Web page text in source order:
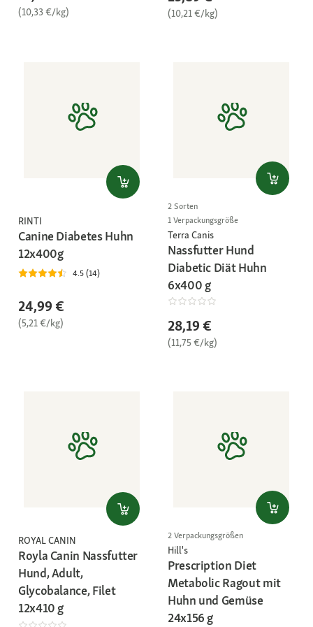
(10,33 €/kg) (10,21 €/kg)
RINTI
Canine Diabetes Huhn
12x400g
4.5 (14)
24,99 €
(5,21 €/kg)
2 Sorten
1 Verpackungsgröße
Terra Canis
Nassfutter Hund
Diabetic Diät Huhn
6x400 g
28,19 €
(11,75 €/kg)
ROYAL CANIN
Royla Canin Nassfutter
Hund, Adult,
Glycobalance, Filet
12x410 g
2 Verpackungsgrößen
Hill's
Prescription Diet
Metabolic Ragout mit
Huhn und Gemüse
24x156 g